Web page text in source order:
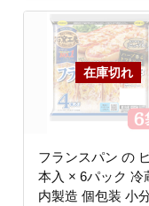
フランスパン の
本入 × 6パック 冷
内製造 個包装 小